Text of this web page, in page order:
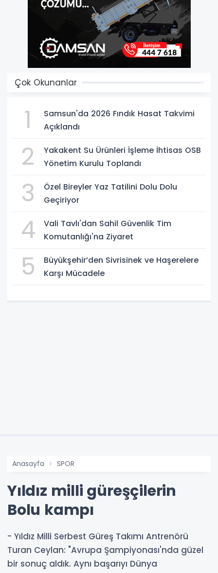
Çok Okunanlar
1
Samsun'da 2026 Fındık Hasat Takvimi
Açıklandı
2
Yakakent Su Ürünleri İşleme İhtisas OSB
Yönetim Kurulu Toplandı
3
Özel Bireyler Yaz Tatilini Dolu Dolu
Geçiriyor
4
Vali Tavlı'dan Sahil Güvenlik Tim
Komutanlığı'na Ziyaret
5
Büyükşehir’den Sivrisinek ve Haşerelere
Karşı Mücadele
Anasayfa SPOR
Yıldız milli güreşçilerin
Bolu kampı
- Yıldız Milli Serbest Güreş Takımı Antrenörü
Turan Ceylan: "Avrupa Şampiyonası'nda güzel
bir sonuç aldık. Aynı başarıyı Dünya